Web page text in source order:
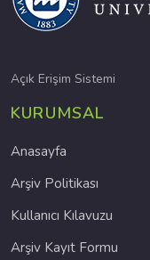
Açık Erişim Sistemi
KURUMSAL
Anasayfa
Arşiv Politikası
Kullanıcı Kılavuzu
Arşiv Kayıt Formu